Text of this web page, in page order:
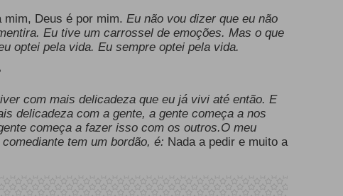
mim, Deus é por mim. Eu não vou dizer que eu não
Eu tive um carrosselde emoções. Mas o que
optei pela vida. Eu sempre optei pela vida.
com mais delicadeza que eu já vivi até então. E
delicadeza com a gente, a gente começa a nos
começa a fazer isso com os outros.O meu
tem um bordão, é: Nada a pedir e muito a